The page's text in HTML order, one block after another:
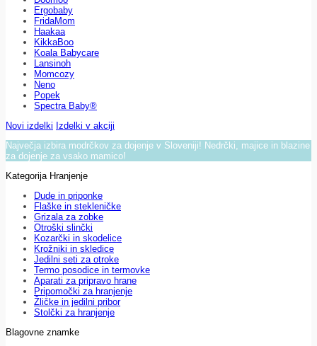
Ergobaby
FridaMom
Haakaa
KikkaBoo
Koala Babycare
Lansinoh
Momcozy
Neno
Popek
Spectra Baby®
Novi izdelki Izdelki v akciji
Največja izbira modrčkov za dojenje v Sloveniji! Nedrčki, majice in blazine
za dojenje za vsako mamico!
Kategorija Hranjenje
Dude in priponke
Flaške in stekleničke
Grizala za zobke
Otroški slinčki
Kozarčki in skodelice
Krožniki in skledice
Jedilni seti za otroke
Termo posodice in termovke
Aparati za pripravo hrane
Pripomočki za hranjenje
Žličke in jedilni pribor
Stolčki za hranjenje
Blagovne znamke